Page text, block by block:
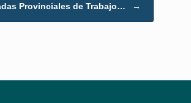
Provinciales de Trabajo… →